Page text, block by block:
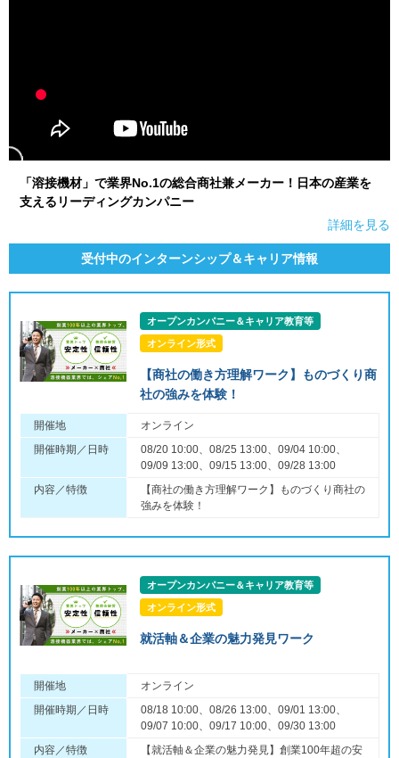
「溶接機材」で業界No.1の総合商社兼メーカー！日本の産業を
支えるリーディングカンパニー
詳細を見る
受付中のインターンシップ＆キャリア情報
オープンカンパニー＆キャリア教育等
オンライン形式
【商社の働き方理解ワーク】ものづくり商
社の強みを体験！
開催地
オンライン
開催時期／日時
08/20 10:00、08/25 13:00、09/04 10:00、
09/09 13:00、09/15 13:00、09/28 13:00
内容／特徴
【商社の働き方理解ワーク】ものづくり商社の
強みを体験！
オープンカンパニー＆キャリア教育等
オンライン形式
就活軸＆企業の魅力発見ワーク
開催地
オンライン
開催時期／日時
08/18 10:00、08/26 13:00、09/01 13:00、
09/07 10:00、09/17 10:00、09/30 13:00
内容／特徴
【就活軸＆企業の魅力発見】創業100年超の安